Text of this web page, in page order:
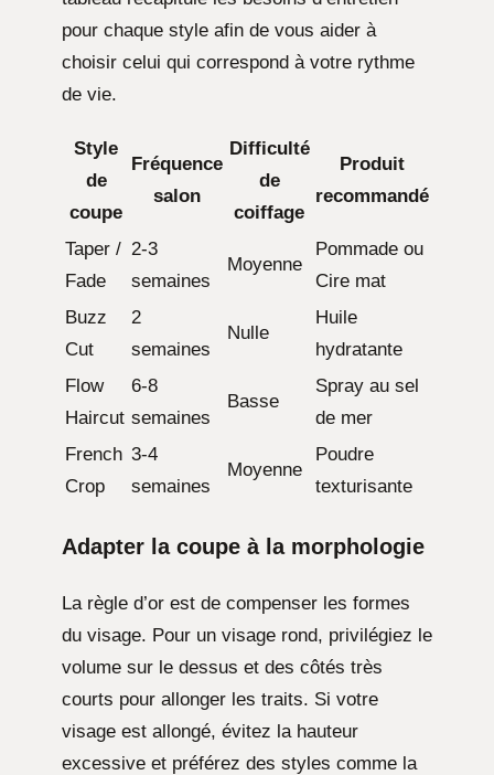
pour chaque style afin de vous aider à
choisir celui qui correspond à votre rythme
de vie.
Style
de
coupe
Fréquence
salon
Difficulté
de
coiffage
Produit
recommandé
Taper /
Fade
2-3
semaines
Moyenne
Pommade ou
Cire mat
Buzz
Cut
2
semaines
Nulle
Huile
hydratante
Flow
Haircut
6-8
semaines
Basse
Spray au sel
de mer
French
Crop
3-4
semaines
Moyenne
Poudre
texturisante
Adapter la coupe à la morphologie
La règle d’or est de compenser les formes
du visage. Pour un visage rond, privilégiez le
volume sur le dessus et des côtés très
courts pour allonger les traits. Si votre
visage est allongé, évitez la hauteur
excessive et préférez des styles comme la